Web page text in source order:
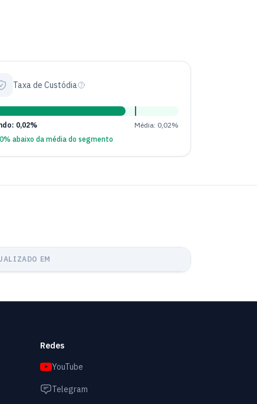
Taxa de Custódia
0,02%
Média: 0,02%
abaixo da média do segmento
EM
Redes
YouTube
Telegram